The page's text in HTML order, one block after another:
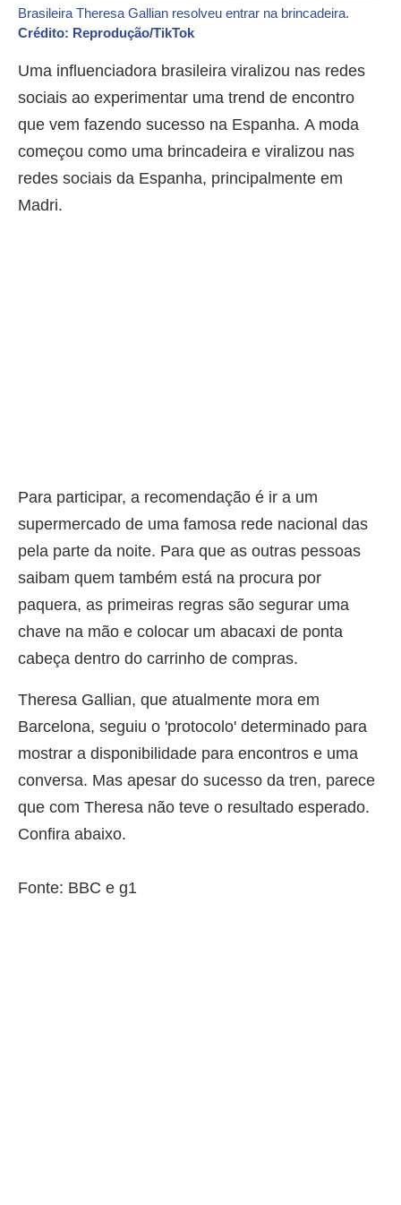
Brasileira Theresa Gallian resolveu entrar na brincadeira.
Crédito: Reprodução/TikTok
Uma influenciadora brasileira viralizou nas redes
sociais ao experimentar uma trend de encontro
que vem fazendo sucesso na Espanha. A moda
começou como uma brincadeira e viralizou nas
redes sociais da Espanha, principalmente em
Madri.⁠
Para participar, a recomendação é ir a um
supermercado de uma famosa rede nacional das
pela parte da noite.⁠ Para que as outras pessoas
saibam quem também está na procura por
paquera, as primeiras regras são segurar uma
chave na mão e colocar um abacaxi de ponta
cabeça dentro do carrinho de compras.
Theresa Gallian, que atualmente mora em
Barcelona, seguiu o 'protocolo' determinado para
mostrar a disponibilidade para encontros e uma
conversa. Mas apesar do sucesso da tren, parece
que com Theresa não teve o resultado esperado.
Confira abaixo.
Fonte: BBC e g1